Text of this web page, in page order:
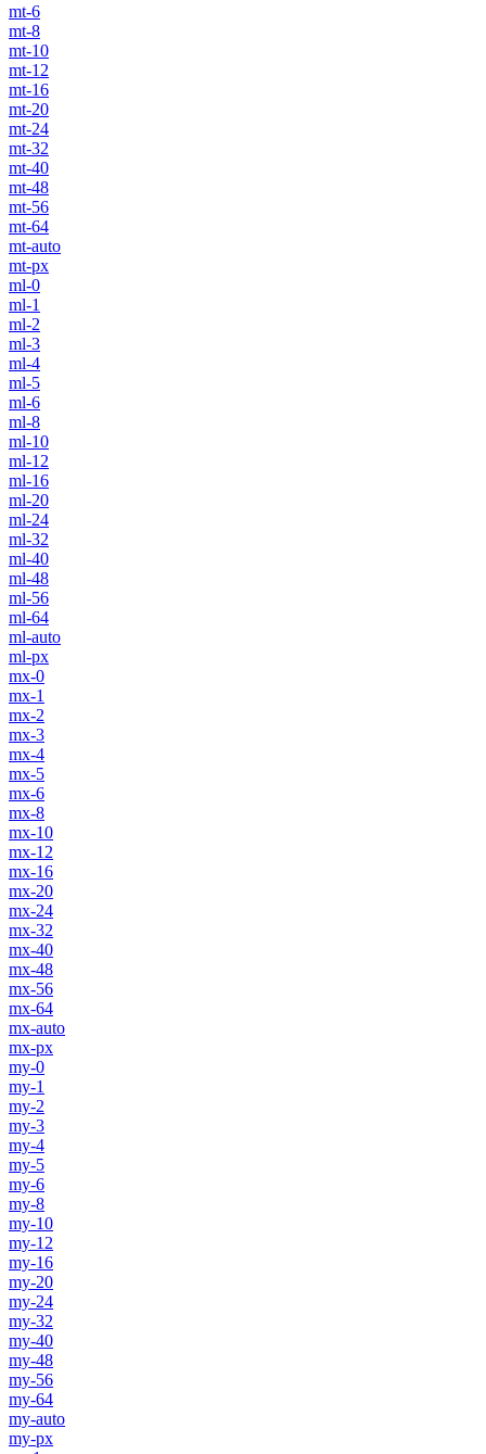
mt-6
mt-8
mt-10
mt-12
mt-16
mt-20
mt-24
mt-32
mt-40
mt-48
mt-56
mt-64
mt-auto
mt-px
ml-0
ml-1
ml-2
ml-3
ml-4
ml-5
ml-6
ml-8
ml-10
ml-12
ml-16
ml-20
ml-24
ml-32
ml-40
ml-48
ml-56
ml-64
ml-auto
ml-px
mx-0
mx-1
mx-2
mx-3
mx-4
mx-5
mx-6
mx-8
mx-10
mx-12
mx-16
mx-20
mx-24
mx-32
mx-40
mx-48
mx-56
mx-64
mx-auto
mx-px
my-0
my-1
my-2
my-3
my-4
my-5
my-6
my-8
my-10
my-12
my-16
my-20
my-24
my-32
my-40
my-48
my-56
my-64
my-auto
my-px